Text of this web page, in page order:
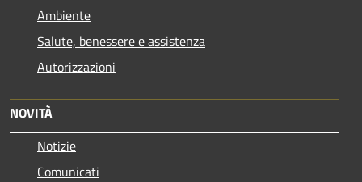
Ambiente
Salute, benessere e assistenza
Autorizzazioni
NOVITÀ
Notizie
Comunicati